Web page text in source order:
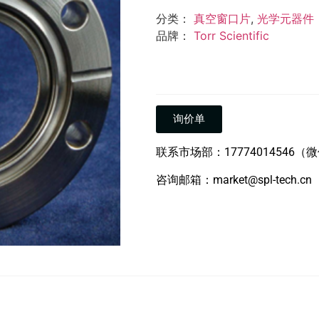
分类： 真空窗口片, 光学元器件
品牌： Torr Scientific
询价单
联系市场部：17774014546（
咨询邮箱：market@spl-tech.cn